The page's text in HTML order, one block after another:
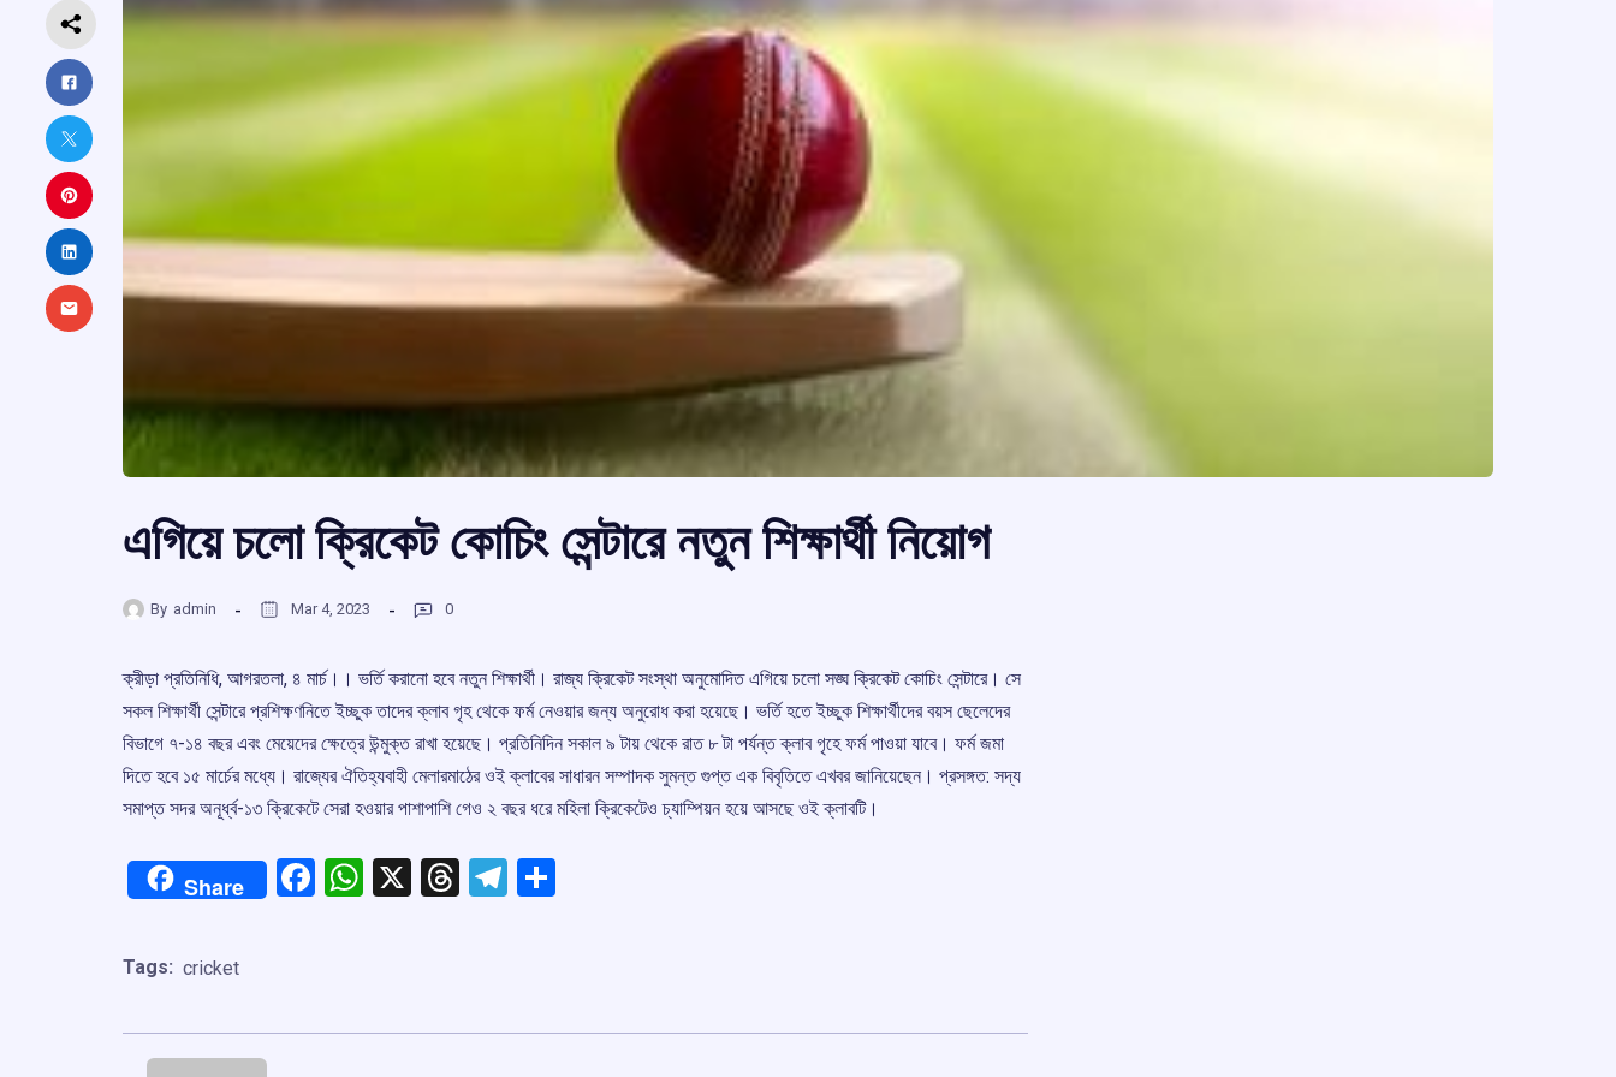
এগিয়ে চলো ক্রিকেট কোচিং সেন্টারে নতুন শিক্ষার্থী নিয়োগ
By admin Mar 4, 2023 0
ক্রীড়া প্রতিনিধি, আগরতলা, ৪ মার্চ।। ভর্তি করানো হবে নতুন শিক্ষার্থী। রাজ্য ক্রিকেট সংস্থা অনুমোদিত এগিয়ে চলো সঙ্ঘ ক্রিকেট কোচিং সেন্টারে। সে
সকল শিক্ষার্থী সেন্টারে প্রশিক্ষণনিতে ইচ্ছুক তাদের ক্লাব গৃহ থেকে ফর্ম নেওয়ার জন্য অনুরোধ করা হয়েছে। ভর্তি হতে ইচ্ছুক শিক্ষার্থীদের বয়স ছেলেদের
বিভাগে ৭-‌১৪ বছর এবং মেয়েদের ক্ষেত্রে উন্মুক্ত রাখা হয়েছে। প্রতিনিদিন সকাল ৯ টায় থেকে রাত ৮ টা পর্যন্ত ক্লাব গৃহে ফর্ম পাওয়া যাবে। ফর্ম জমা
দিতে হবে ১৫ মার্চের মধ্যে। রাজ্যের ঐতিহ্যবাহী মেলারমাঠের ওই ক্লাবের সাধারন সম্পাদক সুমন্ত গুপ্ত এক বিবৃতিতে এখবর জানিয়েছেন। প্রসঙ্গত:‌ সদ্য
সমাপ্ত সদর অনূর্ধ্ব-‌১৩ ক্রিকেটে সেরা হওয়ার পাশাপাশি গেও ২ বছর ধরে মহিলা ক্রিকেটেও চ্যাম্পিয়ন হয়ে আসছে ওই ক্লাবটি।
Share Facebook
WhatsApp
X Threads
Telegram
Tags: cricket